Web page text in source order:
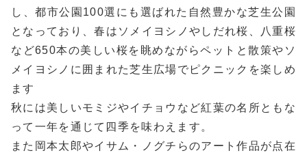
し、都市公園100選にも選ばれた自然豊かな芝生公園
となっており、春はソメイヨシノやしだれ桜、八重桜
など650本の美しい桜を眺めながらペットと散策やソ
メイヨシノに囲まれた芝生広場でピクニックを楽しめ
ます
秋には美しいモミジやイチョウなど紅葉の名所ともな
って一年を通じて四季を味わえます。
また岡本太郎やイサム・ノグチらのアート作品が点在